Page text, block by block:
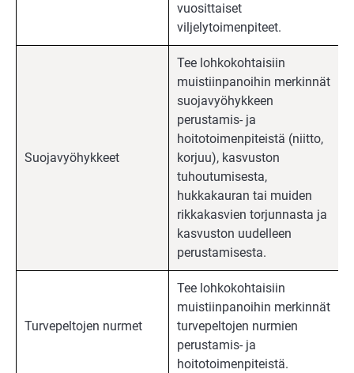
vuosittaiset
viljelytoimenpiteet.
Suojavyöhykkeet
Tee lohkokohtaisiin
muistiinpanoihin merkinnät
suojavyöhykkeen
perustamis- ja
hoitotoimenpiteistä (niitto,
korjuu), kasvuston
tuhoutumisesta,
hukkakauran tai muiden
rikkakasvien torjunnasta ja
kasvuston uudelleen
perustamisesta.
Turvepeltojen nurmet
Tee lohkokohtaisiin
muistiinpanoihin merkinnät
turvepeltojen nurmien
perustamis- ja
hoitotoimenpiteistä.